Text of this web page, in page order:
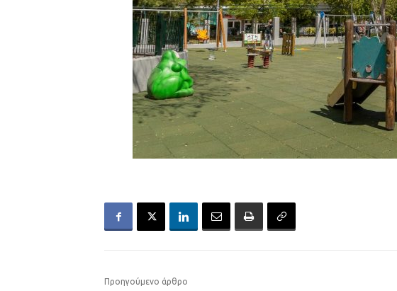
Προηγούμενο άρθρο